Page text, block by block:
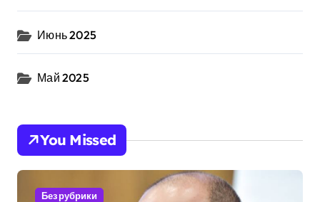
Июнь 2025
Май 2025
You Missed
Без рубрики